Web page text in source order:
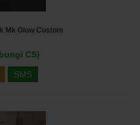
Mk Glow Custom
CS)
SMS